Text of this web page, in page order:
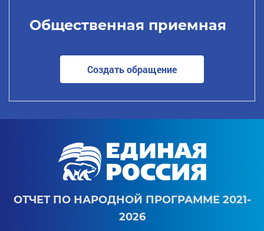
Общественная приемная
Создать обращение
ОТЧЕТ ПО НАРОДНОЙ ПРОГРАММЕ 2021-
2026